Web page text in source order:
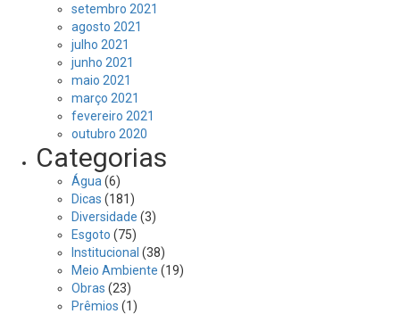
setembro 2021
agosto 2021
julho 2021
junho 2021
maio 2021
março 2021
fevereiro 2021
outubro 2020
Categorias
Água (6)
Dicas (181)
Diversidade (3)
Esgoto (75)
Institucional (38)
Meio Ambiente (19)
Obras (23)
Prêmios (1)